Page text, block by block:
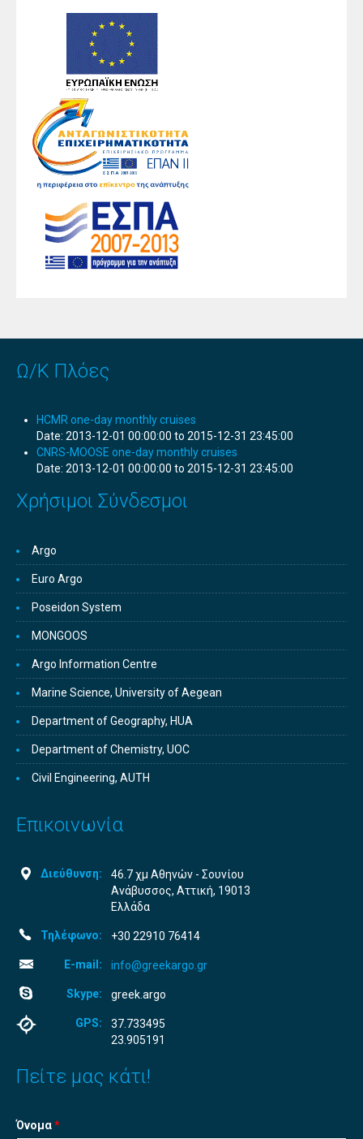
Ω/Κ Πλόες
HCMR one-day monthly cruises
Date: 2013-12-01 00:00:00 to 2015-12-31 23:45:00
CNRS-MOOSE one-day monthly cruises
Date: 2013-12-01 00:00:00 to 2015-12-31 23:45:00
Χρήσιμοι Σύνδεσμοι
Argo
Euro Argo
Poseidon System
MONGOOS
Argo Information Centre
Marine Science, University of Aegean
Department of Geography, HUA
Department of Chemistry, UOC
Civil Engineering, AUTH
Επικοινωνία
Διεύθυνση:
46.7 χμ Αθηνών - Σουνίου
Ανάβυσσος, Αττική, 19013
Ελλάδα
Τηλέφωνο: +30 22910 76414
E-mail: info@greekargo.gr
Skype: greek.argo
GPS:
37.733495
23.905191
Πείτε μας κάτι!
Όνομα*